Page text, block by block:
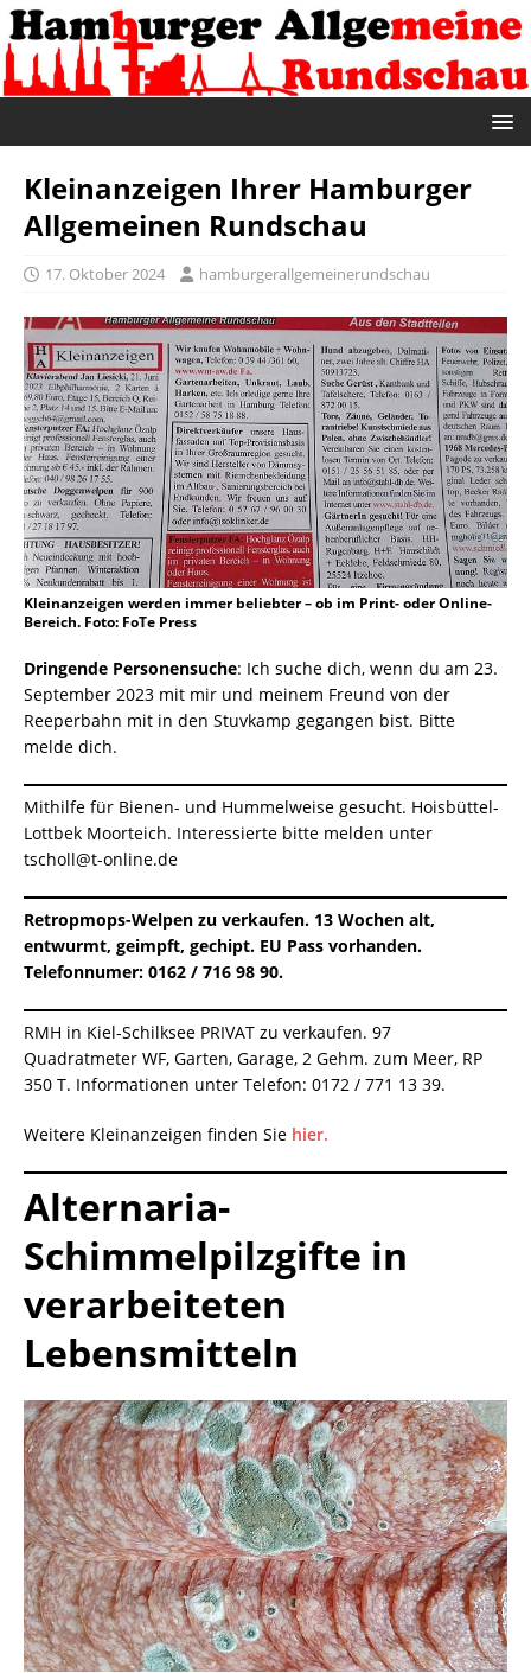
Kleinanzeigen Ihrer Hamburger
Allgemeinen Rundschau
17. Oktober 2024 hamburgerallgemeinerundschau
Kleinanzeigen werden immer beliebter – ob im Print- oder Online-
Bereich. Foto: FoTe Press
Dringende Personensuche: Ich suche dich, wenn du am 23.
September 2023 mit mir und meinem Freund von der
Reeperbahn mit in den Stuvkamp gegangen bist. Bitte
melde dich.
Mithilfe für Bienen- und Hummelweise gesucht. Hoisbüttel-
Lottbek Moorteich. Interessierte bitte melden unter
tscholl@t-online.de
Retropmops-Welpen zu verkaufen. 13 Wochen alt,
entwurmt, geimpft, gechipt. EU Pass vorhanden.
Telefonnumer: 0162 / 716 98 90.
RMH in Kiel-Schilksee PRIVAT zu verkaufen. 97
Quadratmeter WF, Garten, Garage, 2 Gehm. zum Meer, RP
350 T. Informationen unter Telefon: 0172 / 771 13 39.
Weitere Kleinanzeigen finden Sie hier.
Alternaria-
Schimmelpilzgifte in
verarbeiteten
Lebensmitteln